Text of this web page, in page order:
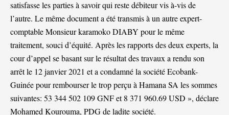
satisfasse les parties à savoir qui reste débiteur vis à-vis de
l’autre. Le même document a été transmis à un autre expert-
comptable Monsieur karamoko DIABY pour le même
traitement, souci d’équité. Après les rapports des deux experts, la
cour d’appel se basant sur le résultat des travaux a rendu son
arrêt le 12 janvier 2021 et a condamné la société Ecobank-
Guinée pour rembourser le trop perçu à Hamana SA les sommes
suivantes: 53 344 502 109 GNF et 8 371 960.69 USD », déclare
Mohamed Kourouma, PDG de ladite société.